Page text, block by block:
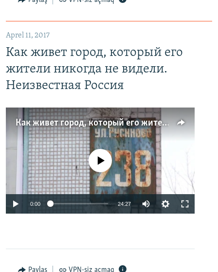
Aprel 11, 2017
Как живет город, который его
жители никогда не видели.
Неизвестная Россия
Как живет город, который его жители никогда не видели. Неизвестная Россия
No media source currently available
0:00 24:27
Paylaş VPN-siz açmaq